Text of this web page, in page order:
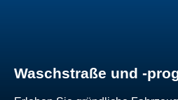
Waschstraße und -